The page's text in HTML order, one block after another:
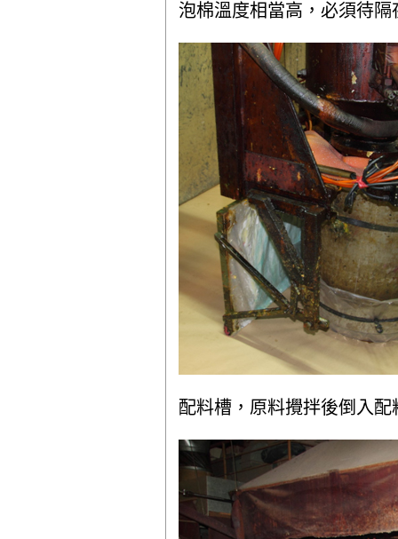
泡棉溫度相當高，必須待
配料槽，原料攪拌後倒入配